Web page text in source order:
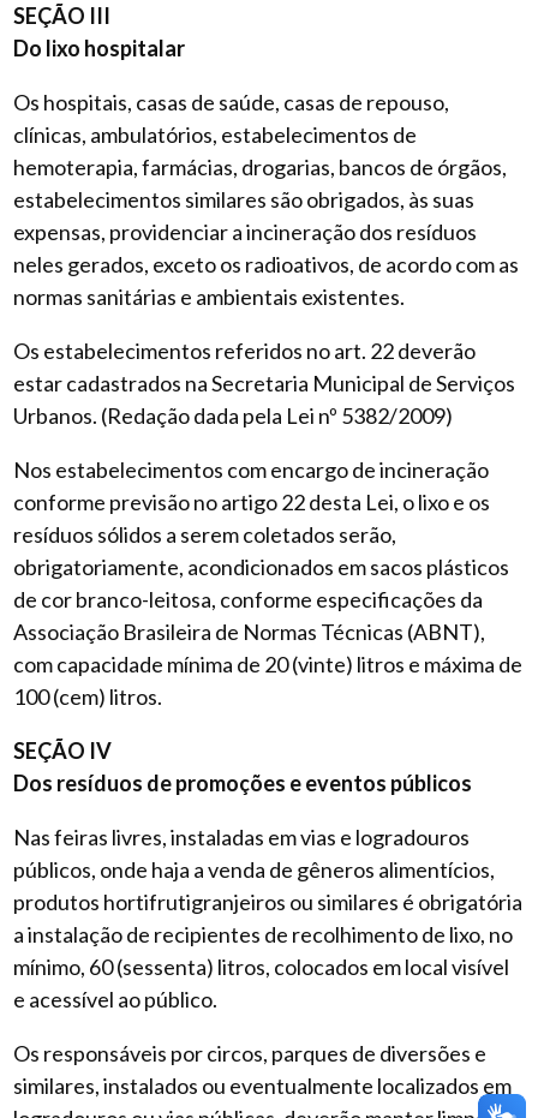
SEÇÃO III
Do lixo hospitalar
Os hospitais, casas de saúde, casas de repouso,
clínicas, ambulatórios, estabelecimentos de
hemoterapia, farmácias, drogarias, bancos de órgãos,
estabelecimentos similares são obrigados, às suas
expensas, providenciar a incineração dos resíduos
neles gerados, exceto os radioativos, de acordo com as
normas sanitárias e ambientais existentes.
Os estabelecimentos referidos no art. 22 deverão
estar cadastrados na Secretaria Municipal de Serviços
Urbanos. (Redação dada pela Lei nº 5382/2009)
Nos estabelecimentos com encargo de incineração
conforme previsão no artigo 22 desta Lei, o lixo e os
resíduos sólidos a serem coletados serão,
obrigatoriamente, acondicionados em sacos plásticos
de cor branco-leitosa, conforme especificações da
Associação Brasileira de Normas Técnicas (ABNT),
com capacidade mínima de 20 (vinte) litros e máxima de
100 (cem) litros.
SEÇÃO IV
Dos resíduos de promoções e eventos públicos
Nas feiras livres, instaladas em vias e logradouros
públicos, onde haja a venda de gêneros alimentícios,
produtos hortifrutigranjeiros ou similares é obrigatória
a instalação de recipientes de recolhimento de lixo, no
mínimo, 60 (sessenta) litros, colocados em local visível
e acessível ao público.
Os responsáveis por circos, parques de diversões e
similares, instalados ou eventualmente localizados em